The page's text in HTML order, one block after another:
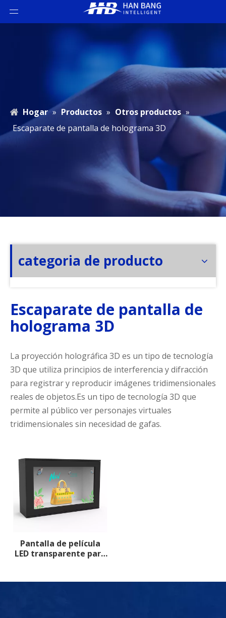
Hogar » Productos » Otros productos »
Escaparate de pantalla de holograma 3D
categoria de producto
Escaparate de pantalla de
holograma 3D
La proyección holográfica 3D es un tipo de tecnología
3D que utiliza principios de interferencia y difracción
para registrar y reproducir imágenes tridimensionales
reales de objetos.Es un tipo de tecnología 3D que
permite al público ver personajes virtuales
tridimensionales sin necesidad de gafas.
Pantalla de película
LED transparente para